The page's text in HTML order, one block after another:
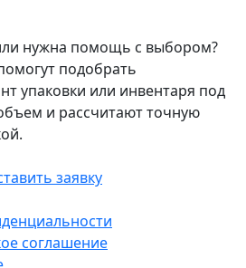
нужна помощь с выбором?
подобрать
упаковки или инвентаря под
и рассчитают точную
заявку
соглашение